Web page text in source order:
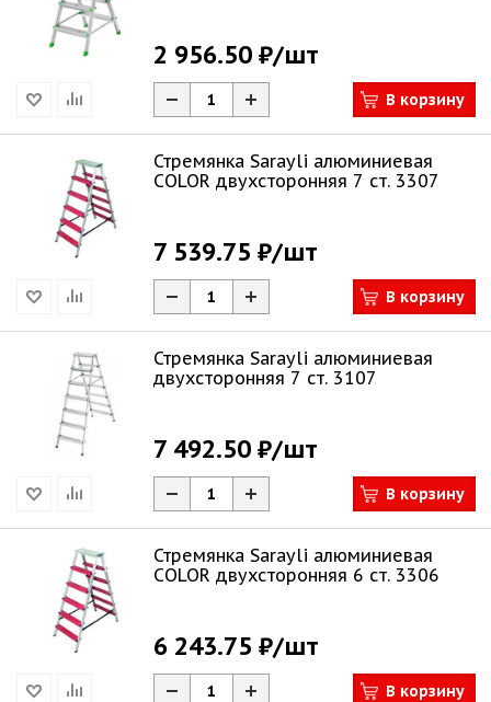
2 956.50 ₽/шт
В корзину
Стремянка Sarayli алюминиевая
COLOR двухсторонняя 7 ст. 3307
7 539.75 ₽/шт
В корзину
Стремянка Sarayli алюминиевая
двухсторонняя 7 ст. 3107
7 492.50 ₽/шт
В корзину
Стремянка Sarayli алюминиевая
COLOR двухсторонняя 6 ст. 3306
6 243.75 ₽/шт
В корзину